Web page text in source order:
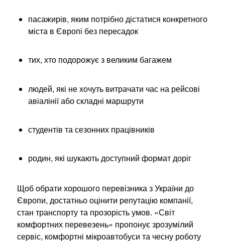
пасажирів, яким потрібно дістатися конкретного
міста в Європі без пересадок
тих, хто подорожує з великим багажем
людей, які не хочуть витрачати час на рейсові
авіалінії або складні маршрути
студентів та сезонних працівників
родин, які шукають доступний формат доріг
Щоб обрати хорошого перевізника з України до
Європи, достатньо оцінити репутацію компанії,
стан транспорту та прозорість умов. «Світ
комфортних перевезень» пропонує зрозумілий
сервіс, комфортні мікроавтобуси та чесну роботу